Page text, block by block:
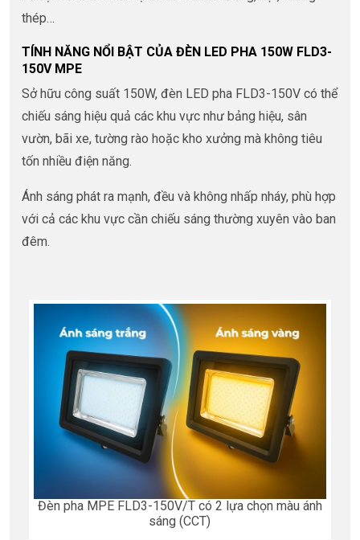
thép…
TÍNH NĂNG NỔI BẬT CỦA ĐÈN LED PHA 150W FLD3-
150V MPE
Sở hữu công suất 150W, đèn LED pha FLD3-150V có thể
chiếu sáng hiệu quả các khu vực như bảng hiệu, sân
vườn, bãi xe, tường rào hoặc kho xưởng mà không tiêu
tốn nhiều điện năng.
Ánh sáng phát ra mạnh, đều và không nhấp nháy, phù hợp
với cả các khu vực cần chiếu sáng thường xuyên vào ban
đêm.
Đèn pha MPE FLD3-150V/T có 2 lựa chọn màu ánh
sáng (CCT)